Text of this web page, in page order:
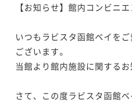
【お知らせ】館内コンビニ
いつもラビスタ函館ベイを
ございます。
当館より館内施設に関するお
さて、この度ラビスタ函館